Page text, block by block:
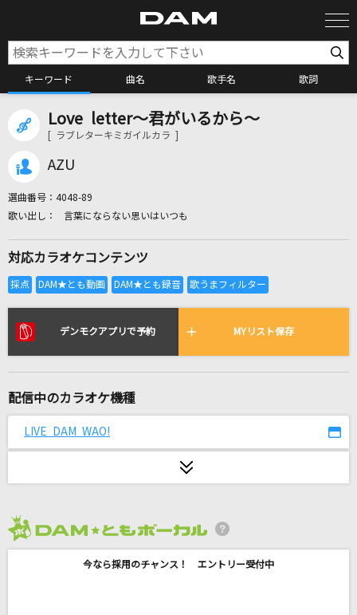
キーワード 曲名 歌手名 歌詞
カラオケ検索
全国りれき
リアルタイムで歌われている曲の一覧
チェリー
[生音]ひまわりの約束
涼宮ハルヒ(CV.平野綾)
Love letter～君がいるから～
[ ラブレターキミガイルカラ ]
AZU
選曲番号： 4048-89
言葉にならない思いはいつも
対応カラオケコンテンツ
デンモクアプリで予約 MYリスト保存
配信中のカラオケ機種
LIVE DAM WAO!
今なら採用のチャンス！ エントリー受付中